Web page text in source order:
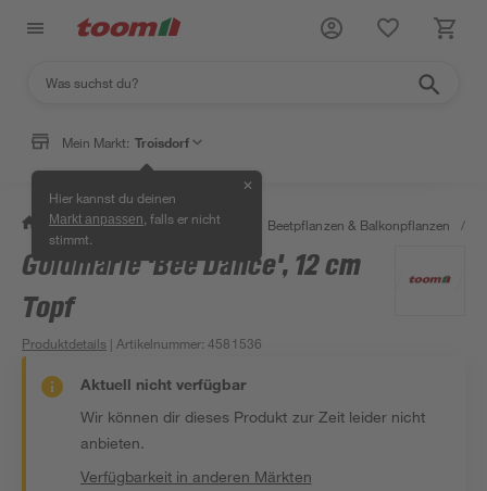
Mein Markt: Troisdorf
Hier kannst du deinen
Markt anpassen , falls er nicht
stimmt.
✕
/ Garten & Freizeit / Pflanzen Beetpflanzen & Balkonpflanzen /
Goldmarie 'Bee Dance', 12 cm
Topf
Produktdetails | Artikelnummer:4581536
Aktuell nicht verfügbar
Wir können dir dieses Produkt zur Zeit leider nicht
anbieten.
Verfügbarkeit in anderen Märkten